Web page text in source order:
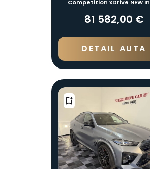
Competition xDrive NEW
81 582,00 €
DETAIL AUTA